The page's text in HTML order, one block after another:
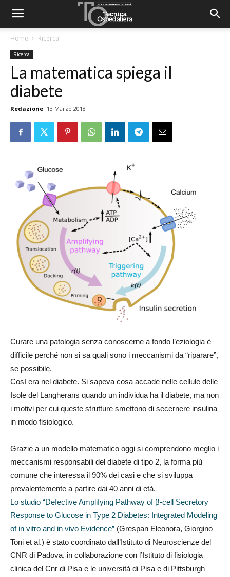
Home Ricerca
Ricerca
La matematica spiega il
diabete
Redazione 13 Marzo 2018
Curare una patologia senza conoscerne a fondo l’eziologia è
difficile perché non si sa quali sono i meccanismi da “riparare”,
se possibile.
Così era nel diabete. Si sapeva cosa accade nelle cellule delle
Isole del Langherans quando un individua ha il diabete, ma non
i motivi per cui queste strutture smettono di secernere insulina
in modo fisiologico.
Grazie a un modello matematico oggi si comprendono meglio i
meccanismi responsabili del diabete di tipo 2, la forma più
comune che interessa il 90% dei casi e che si sviluppa
prevalentemente a partire dai 40 anni di età.
Lo studio “Defective Amplifying Pathway of β-cell Secretory
Response to Glucose in Type 2 Diabetes: Integrated Modeling
of in vitro and in vivo Evidence” (Grespan Eleonora, Giorgino
Toni et al.) è stato coordinato dall’Istituto di Neuroscienze del
CNR di Padova, in collaborazione con l’Istituto di fisiologia
clinica del Cnr di Pisa e le università di Pisa e di Pittsburgh